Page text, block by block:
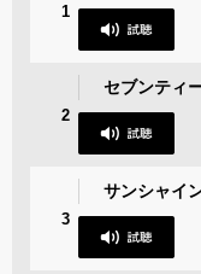
1
2
セブンティ
3
サンシャイ